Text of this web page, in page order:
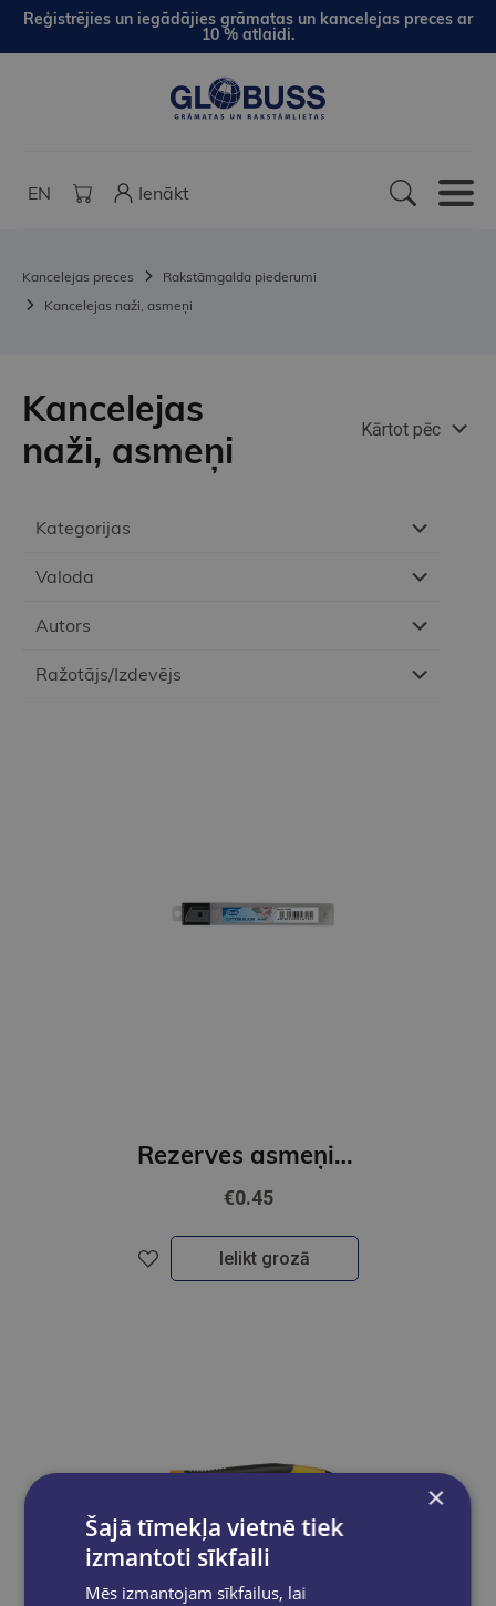
Reģistrējies un iegādājies grāmatas un kancelejas preces ar
10 % atlaidi.
EN Ienākt
Kancelejas preces
Rakstāmgalda piederumi
Kancelejas naži, asmeņi
Kategorijas
Valoda
Autors
Ražotājs/Izdevējs
Kancelejas
naži, asmeņi
Kārtot pēc
Rezerves asmeņi nažiem, asmeņa platums 9mm 10gab. FOROFIS
€0.45
Ielikt grozā
×
Šajā tīmekļa vietnē tiek
izmantoti sīkfaili
Mēs izmantojam sīkfailus, lai